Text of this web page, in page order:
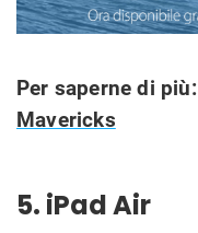
Per saperne di più:
Mavericks
5. iPad Air